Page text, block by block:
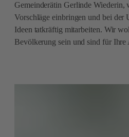
Gemeinderätin Gerlinde
Vorschläge einbringen und bei der
Ideen tatkräftig mitarbeiten. Wir
Bevölkerung sein und sind für